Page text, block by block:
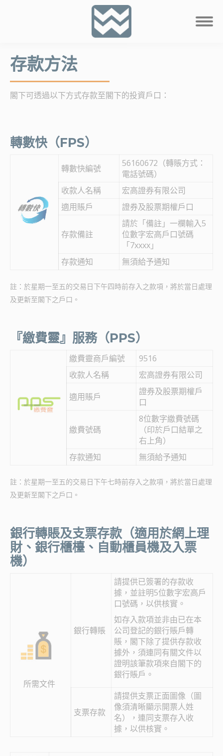
存款方法
閣下可透過以下方式存款至閣下的投資戶口：
轉數快（FPS）
轉數快編號
56160672（轉賬方式：
電話號碼）
收款人名稱
宏高證券有限公司
適用賬戶
證券及股票期權戶口
存款備註
請於「備註」一欄輸入5
位數字宏高戶口號碼
「7xxxx」
存款通知
無須給予通知
註：於星期一至五的交易日下午四時前存入之款項，將於當日處理
及更新至閣下之戶口。
『繳費靈』服務（PPS）
繳費靈商戶編號
9516
收款人名稱
宏高證券有限公司
適用賬戶
證券及股票期權戶
口
繳費號碼
8位數字繳費號碼
（印於戶口結單之
右上角）
存款通知
無須給予通知
註：於星期一至五的交易日下午七時前存入之款項，將於當日處理
及更新至閣下之戶口。
銀行轉賬及支票存款（適用於網上理
財、銀行櫃檯、自動櫃員機及入票
機）
所需文件
銀行轉賬
請提供已簽署的存款收
據，並註明5位數字宏高戶
口號碼，以供核實。
如存入款項並非由已在本
公司登記的銀行賬戶轉
賬，閣下除了提供存款收
據外，須連同有關文件以
證明該筆款項來自閣下的
銀行賬戶。
支票存款
請提供支票正面圖像（圖
像須清晰顯示開票人姓
名），連同支票存入收
據，以供核實。